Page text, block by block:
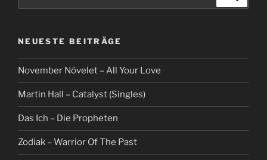
NEUESTE BEITRÄGE
November Növelet – All Your Love
Martin Hall – Catalyst (Singles)
Das Ich – Die Propheten
Zodiak – Warrior Of The Past